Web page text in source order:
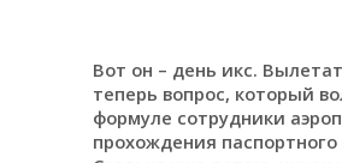
Вот он – день икс.
теперь вопрос, который
формуле сотрудники
прохождения